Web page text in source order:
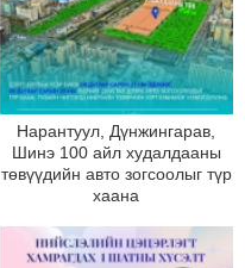
Нарантуул, Дүнжингарав,
Шинэ 100 айл худалдааны
төвүүдийн авто зогсоолыг түр
хаана